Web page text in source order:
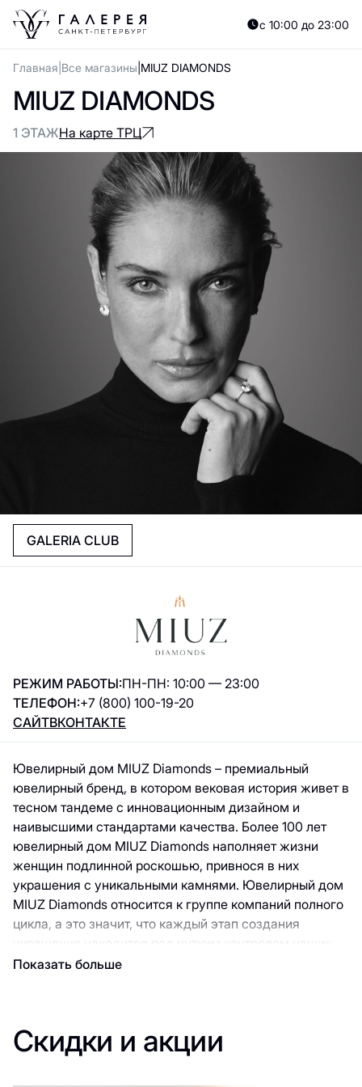
с 10:00 до 23:00
Главная Все магазины MIUZ DIAMONDS
MIUZ DIAMONDS
1 ЭТАЖНа карте ТРЦ
GALERIA CLUB
РЕЖИМ РАБОТЫ:ПН-ПН: 10:00 — 23:00
ТЕЛЕФОН:+7 (800) 100-19-20
САЙТВКОНТАКТЕ
Ювелирный дом MIUZ Diamonds – премиальный
ювелирный бренд, в котором вековая история живет в
тесном тандеме с инновационным дизайном и
наивысшими стандартами качества. Более 100 лет
ювелирный дом MIUZ Diamonds наполняет жизни
женщин подлинной роскошью, привнося в них
украшения c уникальными камнями. Ювелирный дом
MIUZ Diamonds относится к группе компаний полного
цикла, а это значит, что каждый этап создания
специалистов. Все начинается с добычи алмазов,
самые лучшие камни, которые достойны стать частью
коллекции ювелирного дома MIUZ Diamonds. С
Показать больше
Скидки и акции